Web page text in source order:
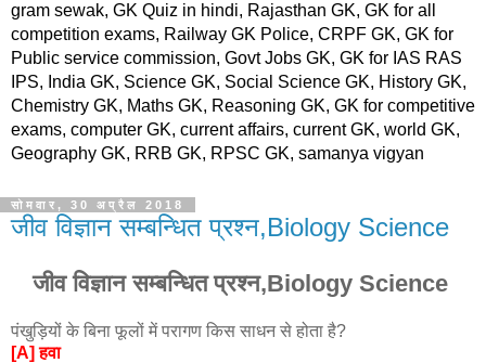
gram sewak, GK Quiz in hindi, Rajasthan GK, GK for all
competition exams, Railway GK Police, CRPF GK, GK for
Public service commission, Govt Jobs GK, GK for IAS RAS
IPS, India GK, Science GK, Social Science GK, History GK,
Chemistry GK, Maths GK, Reasoning GK, GK for competitive
exams, computer GK, current affairs, current GK, world GK,
Geography GK, RRB GK, RPSC GK, samanya vigyan
सोमवार, 30 अप्रैल 2018
जीव विज्ञान सम्बन्धित प्रश्न,Biology Science
जीव विज्ञान सम्बन्धित प्रश्न,Biology Science
पंखुड़ियों के बिना फूलों में परागण किस साधन से होता है?
[A] हवा